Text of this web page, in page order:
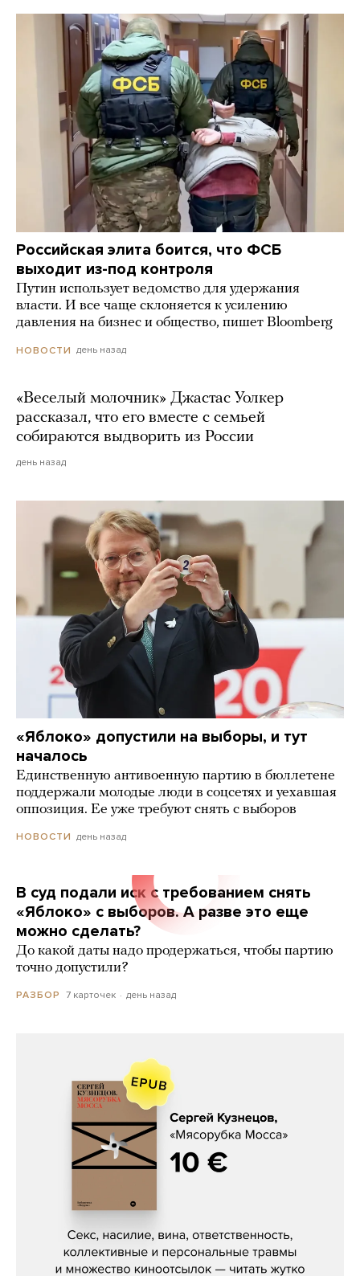
Российская элита боится, что ФСБ
выходит из-под контроля
Путин использует ведомство для удержания
власти. И все чаще склоняется к усилению
давления на бизнес и общество, пишет Bloomberg
НОВОСТИ день назад
«Веселый молочник» Джастас Уолкер
рассказал, что его вместе с семьей
собираются выдворить из России
день назад
«Яблоко» допустили на выборы, и тут
началось
Единственную антивоенную партию в бюллетене
поддержали молодые люди в соцсетях и уехавшая
оппозиция. Ее уже требуют снять с выборов
НОВОСТИ день назад
В суд подали иск с требованием снять
«Яблоко» с выборов. А разве это еще
можно сделать?
До какой даты надо продержаться, чтобы партию
точно допустили?
РАЗБОР 7 карточек день назад
Сергей Кузнецов, «Мясорубка